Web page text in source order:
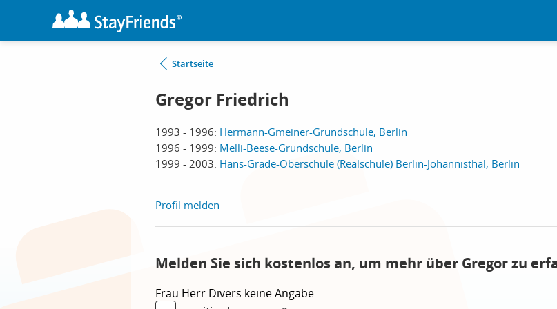
Startseite
Gregor Friedrich
1993 - 1996: Hermann-Gmeiner-Grundschule, Berlin
1996 - 1999: Melli-Beese-Grundschule, Berlin
1999 - 2003: Hans-Grade-Oberschule (Realschule) Berlin-Johannisthal, Berlin
Profil melden
Melden Sie sich kostenlos an, um mehr über Gregor zu
Frau Herr Divers keine Angabe